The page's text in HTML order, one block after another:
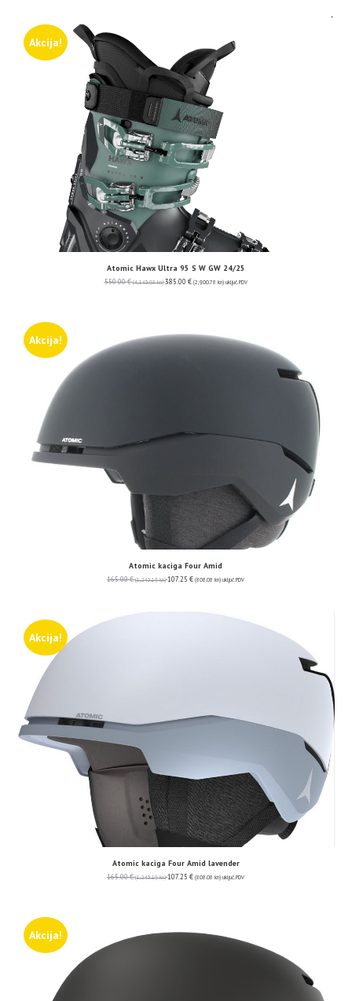
Akcija!
Atomic Hawx Ultra 95 S W GW 24/25
550.00€ (4,143.98 kn) 385.00 € (2,900.78 kn) uključ. PDV
Akcija!
Atomic kaciga Four Amid
165.00€ (1,243.19 kn) 107.25 € (808.08 kn) uključ. PDV
Akcija!
Atomic kaciga Four Amid lavender
165.00€ (1,243.19 kn) 107.25 € (808.08 kn) uključ. PDV
Akcija!